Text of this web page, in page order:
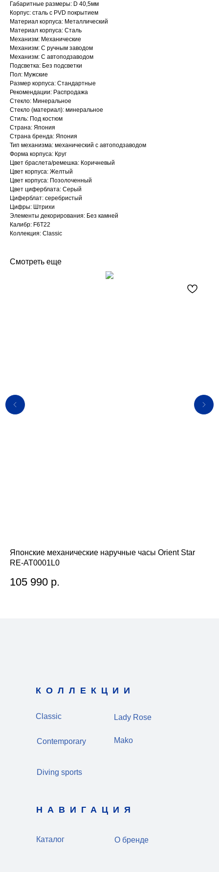
Габаритные размеры: D 40,5мм
Корпус: сталь с PVD покрытием
Материал корпуса: Металлический
Материал корпуса: Сталь
Механизм: Механические
Механизм: С ручным заводом
Механизм: С автоподзаводом
Подсветка: Без подсветки
Пол: Мужские
Размер корпуса: Стандартные
Рекомендации: Распродажа
Стекло: Минеральное
Стекло (материал): минеральное
Стиль: Под костюм
Страна: Япония
Страна бренда: Япония
Тип механизма: механический с автоподзаводом
Форма корпуса: Круг
Цвет браслета/ремешка: Коричневый
Цвет корпуса: Желтый
Цвет корпуса: Позолоченный
Цвет циферблата: Серый
Циферблат: серебристый
Цифры: Штрихи
Элементы декорирования: Без камней
Калибр: F6T22
Коллекция: Classic
Смотреть еще
Японские механические наручные часы Orient Star
RE-AT0001L0
105 990 р.
О бренде
Каталог
Lady Rose
Diving sports
Contemporary
НАВИГАЦИЯ
КОЛЛЕКЦИИ
Classic
Mako